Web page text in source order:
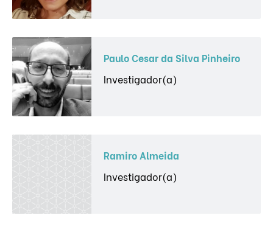
Paulo Cesar da Silva Pinheiro
Investigador(a)
Ramiro Almeida
Investigador(a)